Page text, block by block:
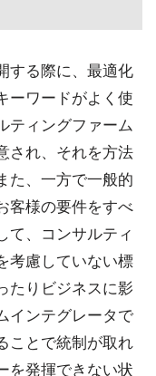
する際に、最適化
ーワードがよく使
ティングファーム
され、それを方法
た、一方で一般的
客様の要件をすべ
て、コンサルティ
考慮していない標
たりビジネスに影
インテグレータで
ことで統制が取れ
を発揮できない状